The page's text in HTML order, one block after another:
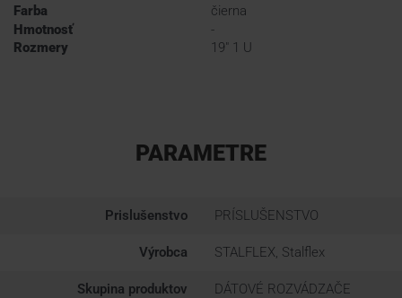
Farba
čierna
Hmotnosť
-
Rozmery
19" 1 U
PARAMETRE
Prislušenstvo PRÍSLUŠENSTVO
Výrobca STALFLEX, Stalflex
Skupina produktov DÁTOVÉ ROZVÁDZAČE